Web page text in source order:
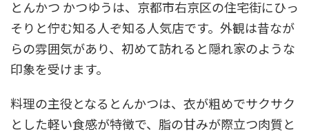
とんかつ かつゆうは、京都市右京区の住宅街にひっ
そりと佇む知る人ぞ知る人気店です。外観は昔なが
らの雰囲気があり、初めて訪れると隠れ家のような
印象を受けます。
料理の主役となるとんかつは、衣が粗めでサクサク
とした軽い食感が特徴で、脂の甘みが際立つ肉質と